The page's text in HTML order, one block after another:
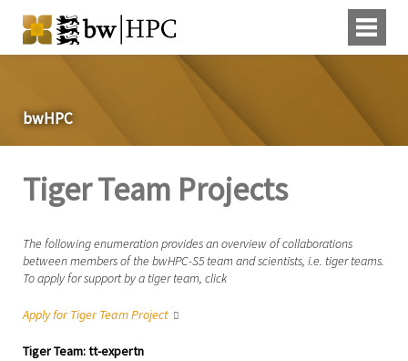
bwHPC
Tiger Team Projects
The following enumeration provides an overview of collaborations
between members of the bwHPC-S5 team and scientists, i.e. tiger teams.
To apply for support by a tiger team, click
Apply for Tiger Team Project
Tiger Team: tt-expertn